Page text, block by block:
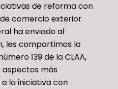
de reforma con
comercio exterior
ha enviado al
les compartimos la
139 de la CLAA,
aspectos más
la iniciativa con